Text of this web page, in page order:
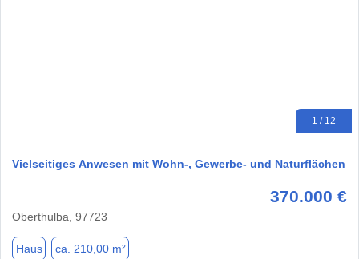
1 / 12
Vielseitiges Anwesen mit Wohn-, Gewerbe- und Naturflächen
370.000 €
Oberthulba, 97723
Haus ca. 210,00 m²